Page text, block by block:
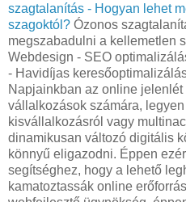
szagtalanítás - Hogyan lehet
szagoktól? Ózonos
megszabadulni a kellemetlen
Webdesign - SEO
- Havidíjas
Napjainkban az online
vállalkozások számára,
kisvállalkozásról vagy
dinamikusan változó digitális
könnyű eligazodni. Éppen
segítséghez, hogy a lehető
kamatoztassák online